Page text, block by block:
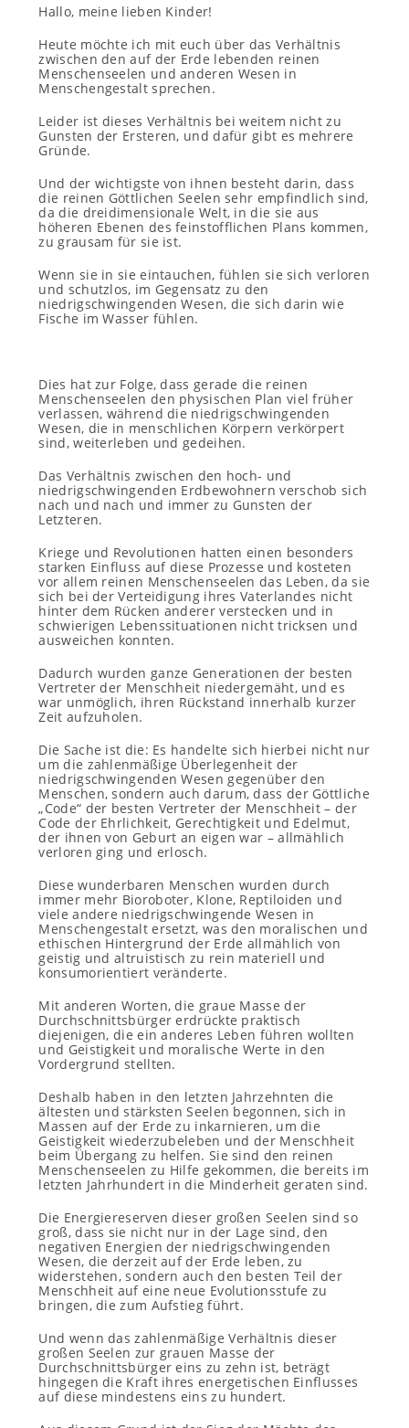
Hallo, meine lieben Kinder!
Heute möchte ich mit euch über das Verhältnis
zwischen den auf der Erde lebenden reinen
Menschenseelen und anderen Wesen in
Menschengestalt sprechen.
Leider ist dieses Verhältnis bei weitem nicht zu
Gunsten der Ersteren, und dafür gibt es mehrere
Gründe.
Und der wichtigste von ihnen besteht darin, dass
die reinen Göttlichen Seelen sehr empfindlich sind,
da die dreidimensionale Welt, in die sie aus
höheren Ebenen des feinstofflichen Plans kommen,
zu grausam für sie ist.
Wenn sie in sie eintauchen, fühlen sie sich verloren
und schutzlos, im Gegensatz zu den
niedrigschwingenden Wesen, die sich darin wie
Fische im Wasser fühlen.
Dies hat zur Folge, dass gerade die reinen
Menschenseelen den physischen Plan viel früher
verlassen, während die niedrigschwingenden
Wesen, die in menschlichen Körpern verkörpert
sind, weiterleben und gedeihen.
Das Verhältnis zwischen den hoch- und
niedrigschwingenden Erdbewohnern verschob sich
nach und nach und immer zu Gunsten der
Letzteren.
Kriege und Revolutionen hatten einen besonders
starken Einfluss auf diese Prozesse und kosteten
vor allem reinen Menschenseelen das Leben, da sie
sich bei der Verteidigung ihres Vaterlandes nicht
hinter dem Rücken anderer verstecken und in
schwierigen Lebenssituationen nicht tricksen und
ausweichen konnten.
Dadurch wurden ganze Generationen der besten
Vertreter der Menschheit niedergemäht, und es
war unmöglich, ihren Rückstand innerhalb kurzer
Zeit aufzuholen.
Die Sache ist die: Es handelte sich hierbei nicht nur
um die zahlenmäßige Überlegenheit der
niedrigschwingenden Wesen gegenüber den
Menschen, sondern auch darum, dass der Göttliche
„Code“ der besten Vertreter der Menschheit – der
Code der Ehrlichkeit, Gerechtigkeit und Edelmut,
der ihnen von Geburt an eigen war – allmählich
verloren ging und erlosch.
Diese wunderbaren Menschen wurden durch
immer mehr Bioroboter, Klone, Reptiloiden und
viele andere niedrigschwingende Wesen in
Menschengestalt ersetzt, was den moralischen und
ethischen Hintergrund der Erde allmählich von
geistig und altruistisch zu rein materiell und
konsumorientiert veränderte.
Mit anderen Worten, die graue Masse der
Durchschnittsbürger erdrückte praktisch
diejenigen, die ein anderes Leben führen wollten
und Geistigkeit und moralische Werte in den
Vordergrund stellten.
Deshalb haben in den letzten Jahrzehnten die
ältesten und stärksten Seelen begonnen, sich in
Massen auf der Erde zu inkarnieren, um die
Geistigkeit wiederzubeleben und der Menschheit
beim Übergang zu helfen. Sie sind den reinen
Menschenseelen zu Hilfe gekommen, die bereits im
letzten Jahrhundert in die Minderheit geraten sind.
Die Energiereserven dieser großen Seelen sind so
groß, dass sie nicht nur in der Lage sind, den
negativen Energien der niedrigschwingenden
Wesen, die derzeit auf der Erde leben, zu
widerstehen, sondern auch den besten Teil der
Menschheit auf eine neue Evolutionsstufe zu
bringen, die zum Aufstieg führt.
Und wenn das zahlenmäßige Verhältnis dieser
großen Seelen zur grauen Masse der
Durchschnittsbürger eins zu zehn ist, beträgt
hingegen die Kraft ihres energetischen Einflusses
auf diese mindestens eins zu hundert.